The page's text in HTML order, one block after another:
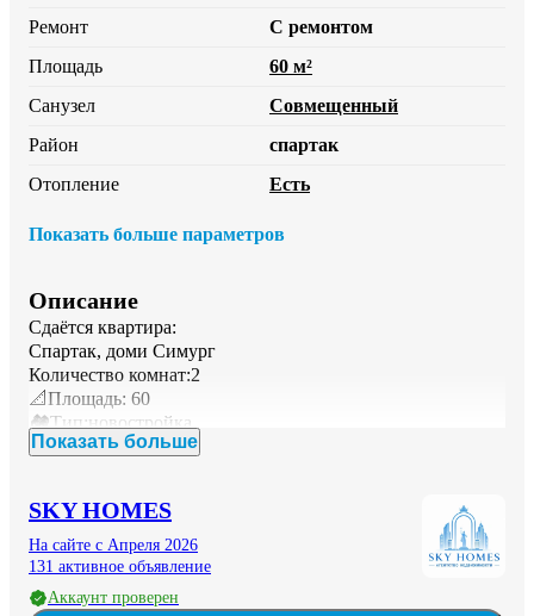
Ремонт
С ремонтом
Площадь
60 м²
Санузел
Совмещенный
Район
спартак
Отопление
Есть
Показать больше параметров
Описание
Сдаётся квартира:
Спартак, доми Симург
Количество комнат:2
📐Площадь: 60
🏘️Тип:новостройка
🏢Этаж: 9
🛁Санузел: совмещенный
♨️Отопление: есть
📍 Район: Сомони
ID:17
Показать больше
SKY HOMES
На сайте с Апреля 2026
131 активное объявление
Аккаунт проверен